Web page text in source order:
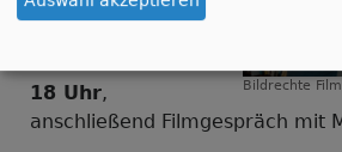
Bildrechte
Fürther
18 Uhr,
anschließend Filmgespräch mit